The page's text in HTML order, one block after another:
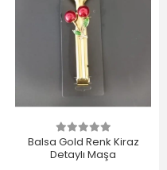
Balsa Gold Renk Kiraz
Detaylı Maşa